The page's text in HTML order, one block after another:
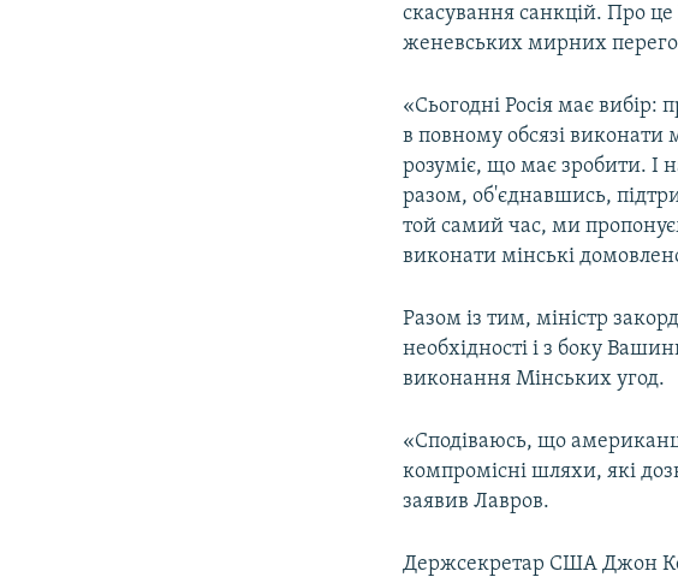
скасування санкцій. Про
женевських мирних
«Сьогодні Росія має
в повному обсязі
розуміє, що має зробити. І
разом, об'єднавшись,
той самий час, ми
виконати мінські
Разом із тим, міністр
необхідності і з боку
виконання Мінських угод.
«Сподіваюсь, що
компромісні шляхи, які
заявив Лавров.
Держсекретар США Джон